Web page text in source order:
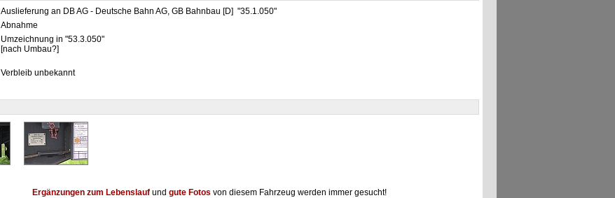
Auslieferung an DB AG - Deutsche Bahn AG, GB Bahnbau [D] "35.1.050"
Abnahme
Umzeichnung in "53.3.050"
[nach Umbau?]
Verbleib unbekannt
Ergänzungen zum Lebenslaufund gute Fotos von diesem Fahrzeug werden immer gesucht!